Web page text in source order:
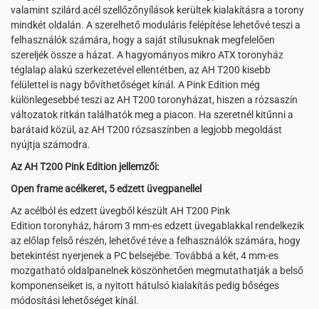
valamint szilárd acél szellőzőnyílások kerültek kialakításra a torony
mindkét oldalán. A szerelhető moduláris felépítése lehetővé teszi a
felhasználók számára, hogy a saját stílusuknak megfelelően
szereljék össze a házat. A hagyományos mikro ATX toronyház
téglalap alakú szerkezetével ellentétben, az AH T200 kisebb
felülettel is nagy bővíthetőséget kínál. A Pink Edition még
különlegesebbé teszi az AH T200 toronyházat, hiszen a rózsaszín
változatok ritkán találhatók meg a piacon. Ha szeretnél kitűnni a
barátaid közül, az AH T200 rózsaszínben a legjobb megoldást
nyújtja számodra.
Az AH T200 Pink Edition jellemzői:
Open frame acélkeret, 5 edzett üvegpanellel
Az acélból és edzett üvegből készült AH T200 Pink
Edition toronyház, három 3 mm-es edzett üvegablakkal rendelkezik
az előlap felső részén, lehetővé téve a felhasználók számára, hogy
betekintést nyerjenek a PC belsejébe. Továbbá a két, 4 mm-es
mozgatható oldalpanelnek köszönhetően megmutathatják a belső
komponenseiket is, a nyitott hátulsó kialakítás pedig bőséges
módosítási lehetőséget kínál.